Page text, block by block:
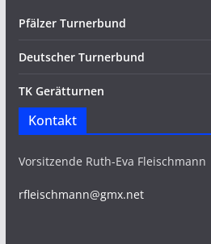
Pfälzer Turnerbund
Deutscher Turnerbund
TK Gerätturnen
Kontakt
Vorsitzende Ruth-Eva Fleischmann
rfleischmann@gmx.net